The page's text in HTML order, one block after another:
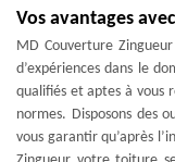
Vos avantages
MD Couverture
d’expériences dans le
qualifiés et aptes à vous
normes. Disposons des
vous garantir qu’après